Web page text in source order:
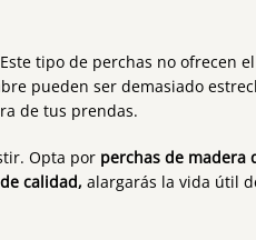
tipo de perchas no ofrecen
pueden ser demasiado
de tus prendas.
Opta por perchas de madera
calidad, alargarás la vida útil